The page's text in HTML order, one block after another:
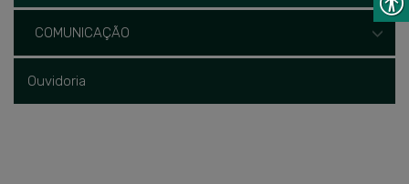
COMUNICAÇÃO
Ouvidoria